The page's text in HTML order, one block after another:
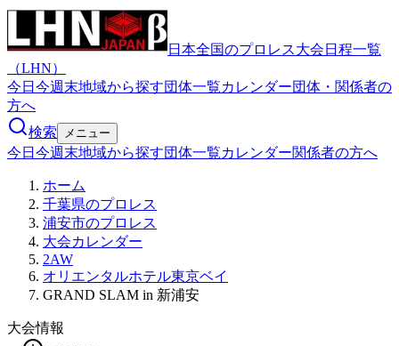
日本全国のプロレス大会日程一覧
（LHN）
今日 今週末地域から探す団体一覧カレンダー団体・関係者の
方へ
検索
メニュー
今日 今週末地域から探す団体一覧カレンダー関係者の方へ
ホーム
千葉県のプロレス
浦安市のプロレス
大会カレンダー
2AW
オリエンタルホテル東京ベイ
GRAND SLAM in 新浦安
大会情報